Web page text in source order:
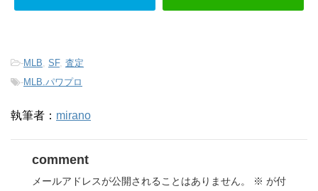
-MLB SF, 査定
-MLB.パワプロ
執筆者： mirano
comment
メールアドレスが公開されることはありません。 ※ が付